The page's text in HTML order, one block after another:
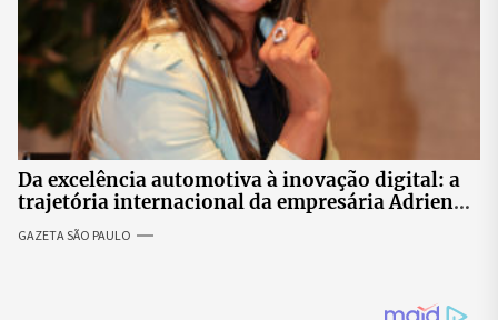
Da excelência automotiva à inovação digital: a
trajetória internacional da empresária Adriene
GAZETA SÃO PAULO